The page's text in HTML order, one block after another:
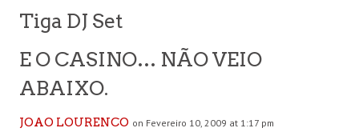
Tiga DJ Set
E O CASINO… NÃO VEIO
ABAIXO.
JOAO LOURENCO on Fevereiro 10, 2009 at 1:17 pm